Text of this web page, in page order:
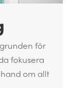
för
fokusera
om allt